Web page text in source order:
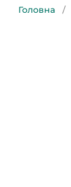
Головна